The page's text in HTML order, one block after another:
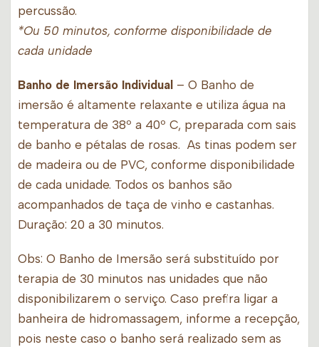
percussão.
*Ou 50 minutos, conforme disponibilidade de
cada unidade
Banho de Imersão Individual – O Banho de
imersão é altamente relaxante e utiliza água na
temperatura de 38º a 40º C, preparada com sais
de banho e pétalas de rosas. As tinas podem ser
de madeira ou de PVC, conforme disponibilidade
de cada unidade. Todos os banhos são
acompanhados de taça de vinho e castanhas.
Duração: 20 a 30 minutos.
Obs: O Banho de Imersão será substituído por
terapia de 30 minutos nas unidades que não
disponibilizarem o serviço. Caso prefira ligar a
banheira de hidromassagem, informe a recepção,
pois neste caso o banho será realizado sem as